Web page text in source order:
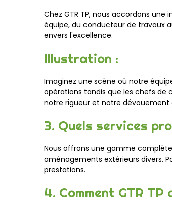
Chez GTR TP, nous accordons
équipe, du conducteur de travaux
envers l'excellence.
Illustration :
Imaginez une scène où notre
opérations tandis que les chefs
notre rigueur et notre dévouement
3. Quels services
Nous offrons une gamme
aménagements extérieurs divers.
prestations.
4. Comment GTR